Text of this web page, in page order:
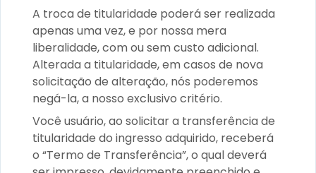
A troca de titularidade poderá ser realizada
apenas uma vez, e por nossa mera
liberalidade, com ou sem custo adicional.
Alterada a titularidade, em casos de nova
solicitação de alteração, nós poderemos
negá-la, a nosso exclusivo critério.
Você usuário, ao solicitar a transferência de
titularidade do ingresso adquirido, receberá
o “Termo de Transferência”, o qual deverá